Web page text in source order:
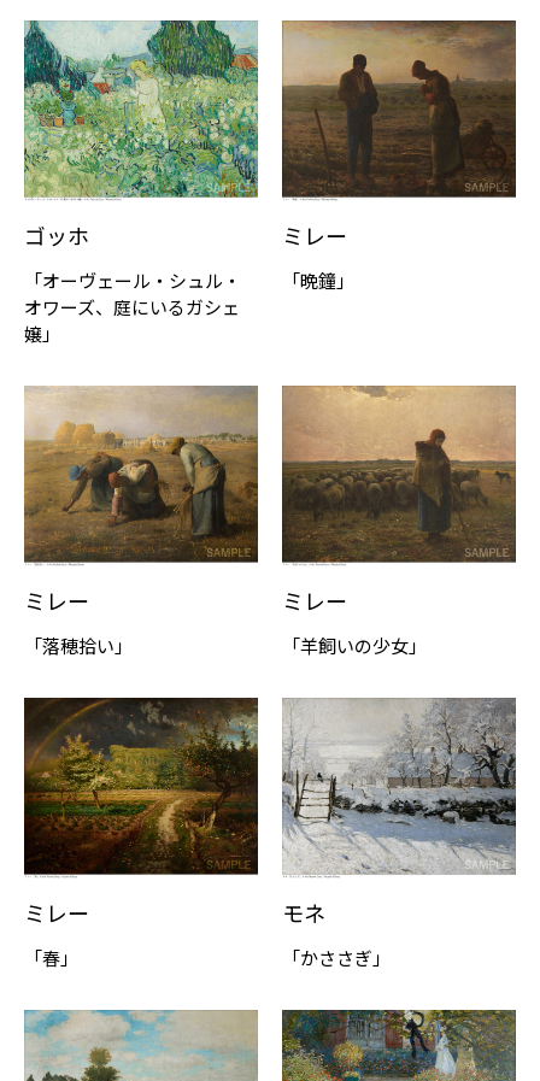
ゴッホ
「オーヴェール・シュル・
オワーズ、庭にいるガシェ
嬢」
ミレー
「晩鐘」
ミレー
「落穂拾い」
ミレー
「羊飼いの少女」
ミレー
「春」
モネ
「かささぎ」